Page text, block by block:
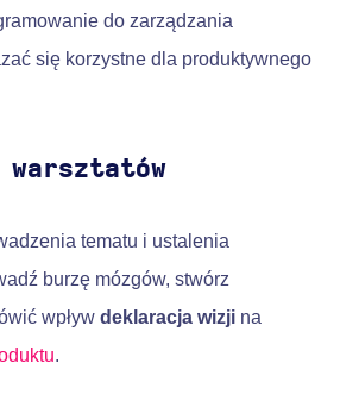
do zarządzania
się korzystne dla produktywnego
warsztatów
tematu i ustalenia
burzę mózgów, stwórz
wpływ deklaracja wizji na
.